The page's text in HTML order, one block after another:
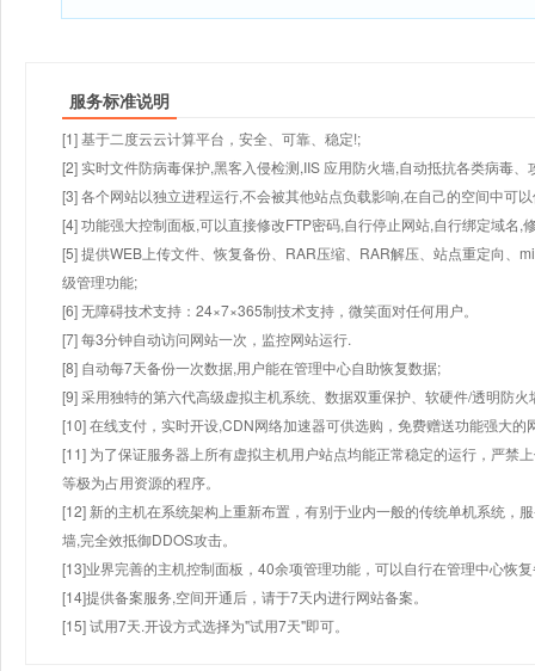
服务标准说明
[1] 基于二度云云计算平台，安全、可靠、稳定!;
[2] 实时文件防病毒保护,黑客入侵检测,IIS 应用防火墙,自动抵抗各类病毒、
[3] 各个网站以独立进程运行,不会被其他站点负载影响,在自己的空间中可
[4] 功能强大控制面板,可以直接修改FTP密码,自行停止网站,自行绑定域名,
[5] 提供WEB上传文件、恢复备份、RAR压缩、RAR解压、站点重定向、
级管理功能;
[6] 无障碍技术支持：24×7×365制技术支持，微笑面对任何用户。
[7] 每3分钟自动访问网站一次，监控网站运行.
[8] 自动每7天备份一次数据,用户能在管理中心自助恢复数据;
[9] 采用独特的第六代高级虚拟主机系统、数据双重保护、软硬件/透明防火
[10] 在线支付，实时开设,CDN网络加速器可供选购，免费赠送功能强大
[11] 为了保证服务器上所有虚拟主机用户站点均能正常稳定的运行，严禁
等极为占用资源的程序。
[12] 新的主机在系统架构上重新布置，有别于业内一般的传统单机系统，
墙,完全效抵御DDOS攻击。
[13]业界完善的主机控制面板，40余项管理功能，可以自行在管理中心恢
[14]提供备案服务,空间开通后，请于7天内进行网站备案。
[15] 试用7天.开设方式选择为"试用7天"即可。